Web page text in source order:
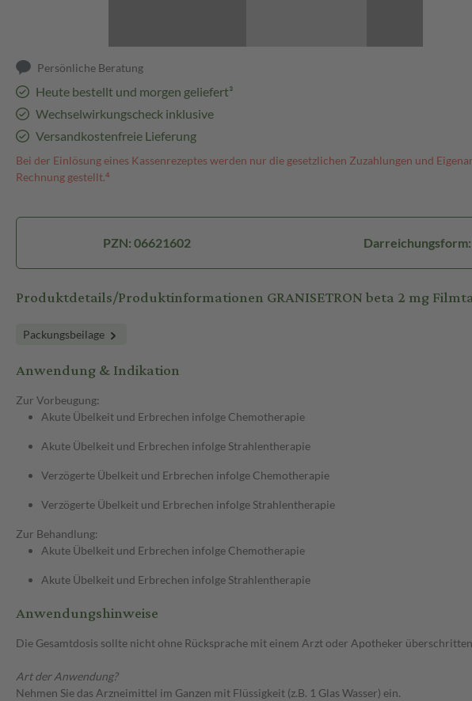
Persönliche Beratung
Heute bestellt und morgen geliefert³
Wechselwirkungscheck inklusive
Versandkostenfreie Lieferung
Bei der Einlösung eines Kassenrezeptes werden nur die gesetzlichen Zuzahlungen und
Rechnung gestellt.⁴
PZN: 06621602
Produktdetails/Produktinformationen GRANISETRON beta 2 mg
Packungsbeilage
Anwendung & Indikation
Zur Vorbeugung:
Akute Übelkeit und Erbrechen infolge Chemotherapie
Akute Übelkeit und Erbrechen infolge Strahlentherapie
Verzögerte Übelkeit und Erbrechen infolge Chemotherapie
Verzögerte Übelkeit und Erbrechen infolge Strahlentherapie
Zur Behandlung:
Akute Übelkeit und Erbrechen infolge Chemotherapie
Akute Übelkeit und Erbrechen infolge Strahlentherapie
Anwendungshinweise
Die Gesamtdosis sollte nicht ohne Rücksprache mit einem Arzt oder Apotheker
Art der Anwendung?
Nehmen Sie das Arzneimittel im Ganzen mit Flüssigkeit (z.B. 1 Glas Wasser) ein.